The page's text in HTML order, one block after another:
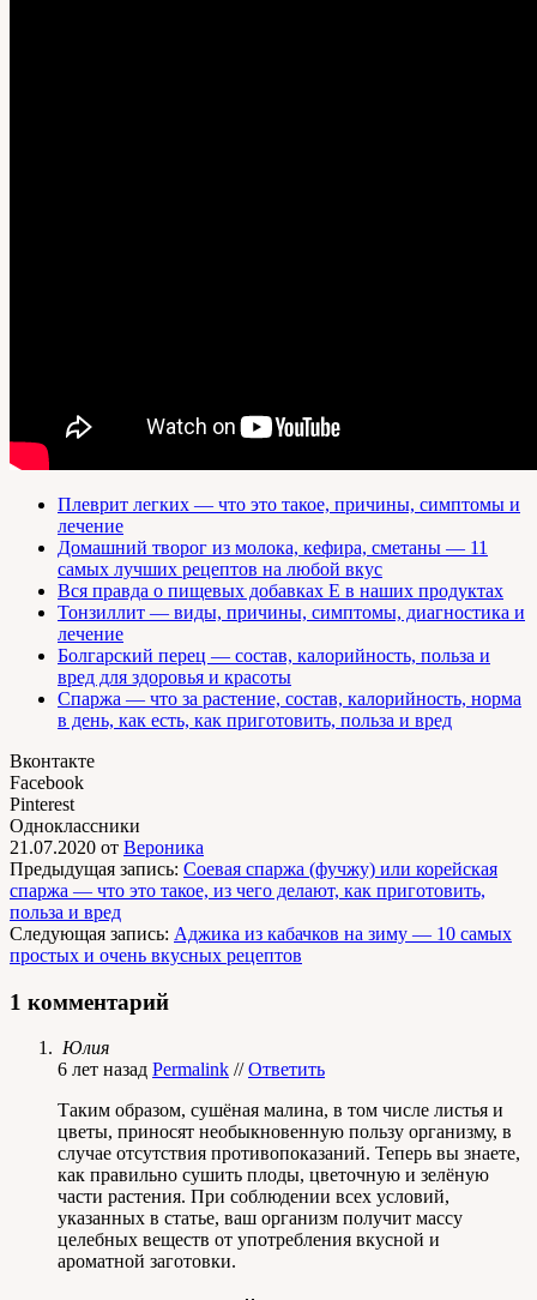
Плеврит легких — что это такое, причины, симптомы и
лечение
Домашний творог из молока, кефира, сметаны — 11
самых лучших рецептов на любой вкус
Вся правда о пищевых добавках Е в наших продуктах
Тонзиллит — виды, причины, симптомы, диагностика и
лечение
Болгарский перец — состав, калорийность, польза и
вред для здоровья и красоты
Спаржа — что за растение, состав, калорийность, норма
в день, как есть, как приготовить, польза и вред
Вконтакте
Facebook
Pinterest
Одноклассники
21.07.2020 от Вероника
Предыдущая запись: Соевая спаржа (фучжу) или корейская
спаржа — что это такое, из чего делают, как приготовить,
польза и вред
Следующая запись: Аджика из кабачков на зиму — 10 самых
простых и очень вкусных рецептов
1 комментарий
Юлия
6 лет назад Permalink //Ответить
Таким образом, сушёная малина, в том числе листья и
цветы, приносят необыкновенную пользу организму, в
случае отсутствия противопоказаний. Теперь вы знаете,
как правильно сушить плоды, цветочную и зелёную
части растения. При соблюдении всех условий,
указанных в статье, ваш организм получит массу
целебных веществ от употребления вкусной и
ароматной заготовки.